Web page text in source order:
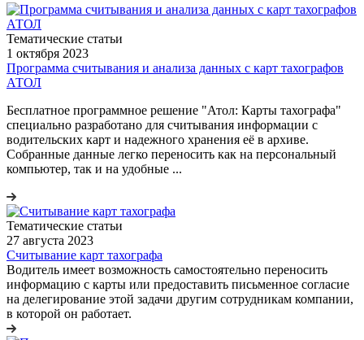
Тематические статьи
1 октября 2023
Программа считывания и анализа данных с карт тахографов
АТОЛ
Бесплатное программное решение "Атол: Карты тахографа"
специально разработано для считывания информации с
водительских карт и надежного хранения её в архиве.
Собранные данные легко переносить как на персональный
компьютер, так и на удобные ...
Тематические статьи
27 августа 2023
Считывание карт тахографа
Водитель имеет возможность самостоятельно переносить
информацию с карты или предоставить письменное согласие
на делегирование этой задачи другим сотрудникам компании,
в которой он работает.